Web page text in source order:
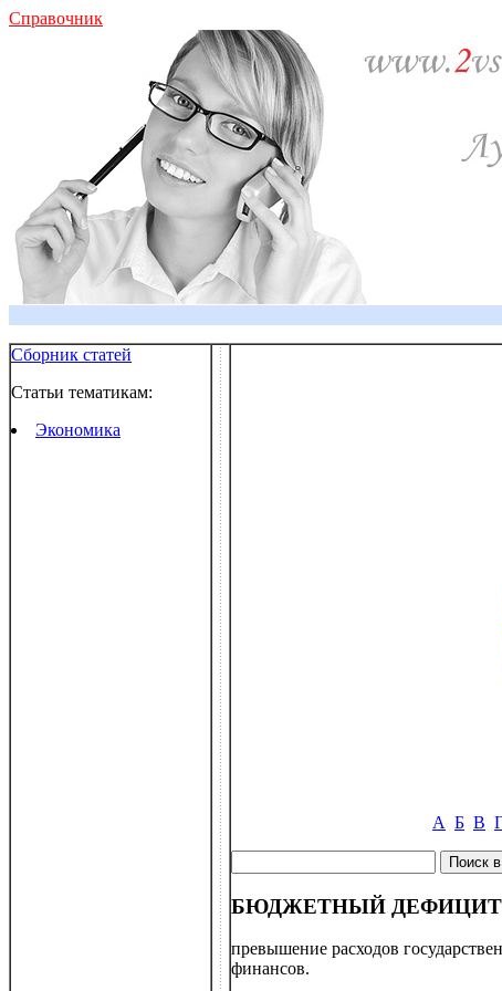
Справочник
Сборник статей
Статьи тематикам:
Экономика
А Б В
БЮДЖЕТНЫЙ ДЕФИЦИТ
превышение расходов
финансов.